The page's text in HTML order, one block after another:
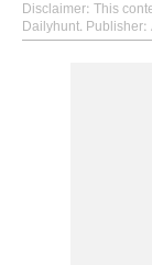
Disclaimer: This
Dailyhunt. Publisher: